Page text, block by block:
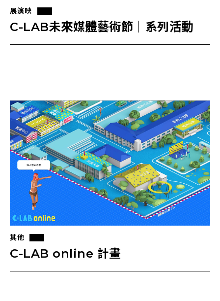
展演映
C-LAB未來媒體藝術節｜系列活動
其他
C-LAB online 計畫